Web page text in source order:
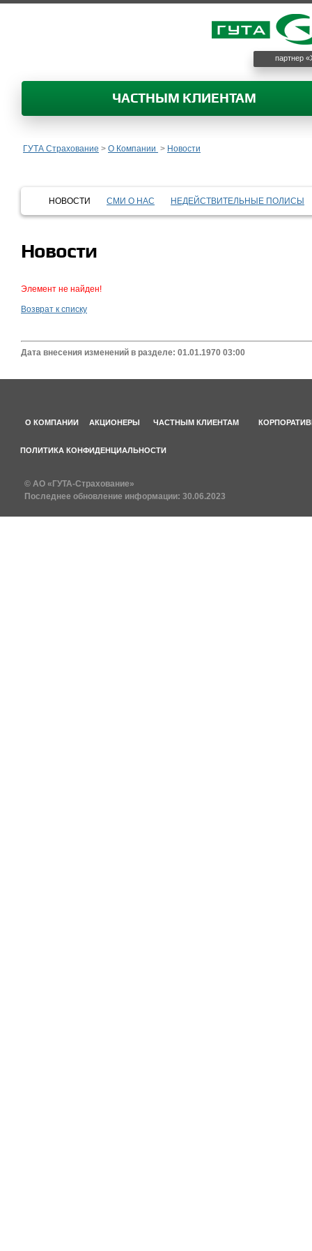
партнер
ЧАСТНЫМ КЛИЕНТАМ
ГУТА Страхование > О Компании > Новости
НОВОСТИ СМИ О НАС НЕДЕЙСТВИТЕЛЬНЫЕ ПОЛИСЫ
Новости
Элемент не найден!
Возврат к списку
Дата внесения изменений в разделе: 01.01.1970 03:00
О КОМПАНИИ АКЦИОНЕРЫ ЧАСТНЫМ КЛИЕНТАМ
ПОЛИТИКА КОНФИДЕНЦИАЛЬНОСТИ
© АО «ГУТА-Страхование»
Последнее обновление информации: 30.06.2023